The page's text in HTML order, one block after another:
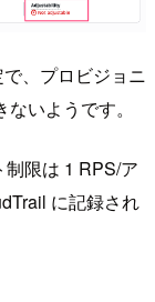
、プロビジョニ
いようです。
限は 1 RPS/ア
に記録され